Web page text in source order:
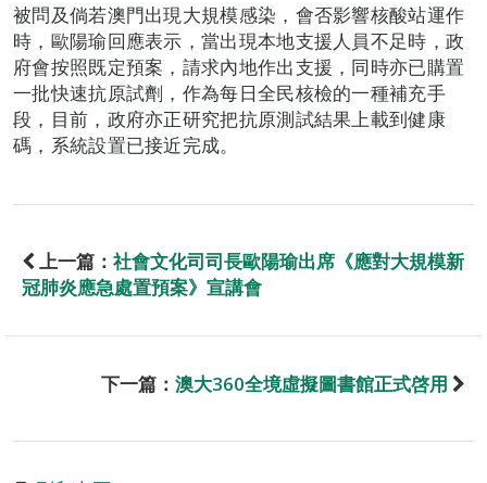
被問及倘若澳門出現大規模感染，會否影響核酸站運作
時，歐陽瑜回應表示，當出現本地支援人員不足時，政
府會按照既定預案，請求內地作出支援，同時亦已購置
一批快速抗原試劑，作為每日全民核檢的一種補充手
段，目前，政府亦正研究把抗原測試結果上載到健康
碼，系統設置已接近完成。
上一篇： 社會文化司司長歐陽瑜出席《應對大規模新
冠肺炎應急處置預案》宣講會
下一篇： 澳大360全境虛擬圖書館正式啓用